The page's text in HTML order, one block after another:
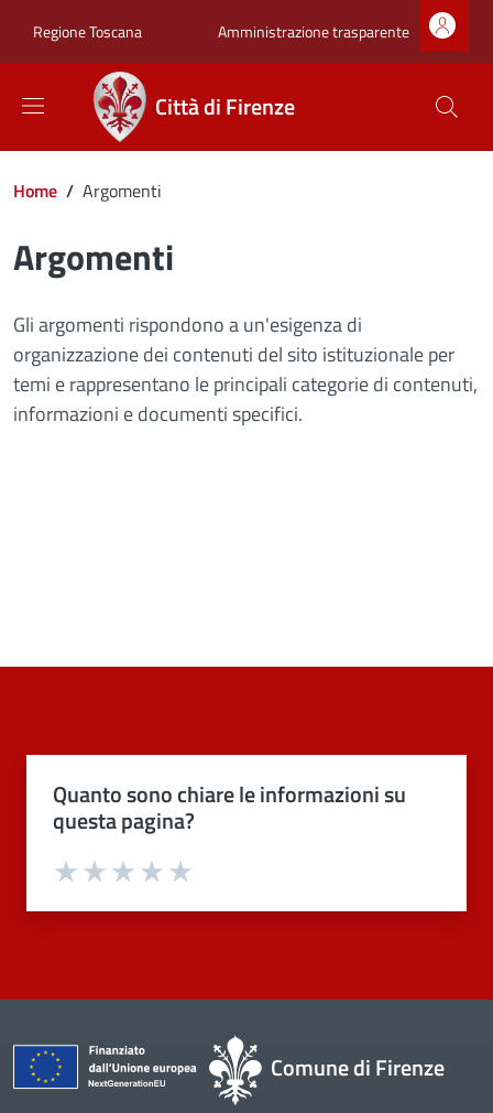
Regione Toscana Zona superiore
Amministrazione trasparente
Città di Firenze
Briciole di pane
Home / Argomenti
Argomenti
Gli argomenti rispondono a un'esigenza di
organizzazione dei contenuti del sito istituzionale per
temi e rappresentano le principali categorie di contenuti,
informazioni e documenti specifici.
Quanto sono chiare le informazioni su
questa pagina?
Valuta 4 stelle su 5
Valuta 3 stelle su 5
Valuta 2 stelle su 5
Valuta 1 stelle su 5
Comune di Firenze